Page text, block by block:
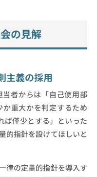
の見解
主義の採用
者からは「自己使用部
重大かを判定するため
ば僅少とする」といった
的指針を設けてほしいと
律の定量的指針を導入す